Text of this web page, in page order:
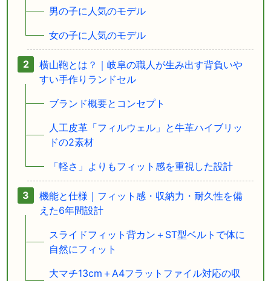
男の子に人気のモデル
女の子に人気のモデル
横山鞄とは？｜岐阜の職人が生み出す背負いや
すい手作りランドセル
ブランド概要とコンセプト
人工皮革「フィルウェル」と牛革ハイブリッ
ドの2素材
「軽さ」よりもフィット感を重視した設計
機能と仕様｜フィット感・収納力・耐久性を備
えた6年間設計
スライドフィット背カン＋ST型ベルトで体に
自然にフィット
大マチ13cm＋A4フラットファイル対応の収